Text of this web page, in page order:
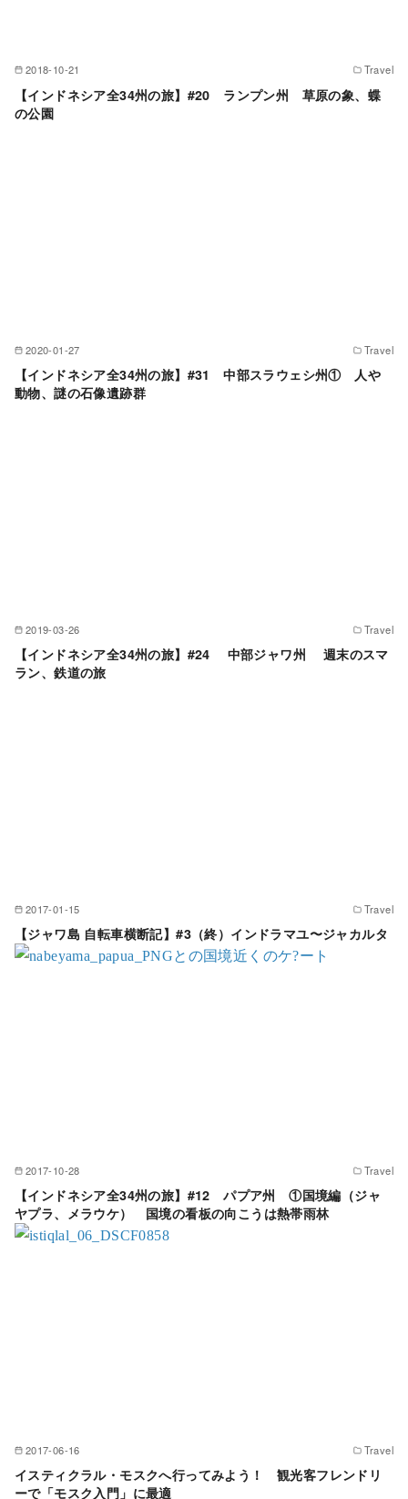
2018-10-21 Travel
【インドネシア全34州の旅】#20 ランプン州 草原の象、蝶
の公園
2020-01-27 Travel
【インドネシア全34州の旅】#31 中部スラウェシ州① 人や
動物、謎の石像遺跡群
2019-03-26 Travel
【インドネシア全34州の旅】#24 中部ジャワ州 週末のスマ
ラン、鉄道の旅
2017-01-15 Travel
【ジャワ島 自転車横断記】#3（終）インドラマユ〜ジャカルタ
2017-10-28 Travel
【インドネシア全34州の旅】#12 パプア州 ①国境編（ジャ
ヤプラ、メラウケ） 国境の看板の向こうは熱帯雨林
2017-06-16 Travel
イスティクラル・モスクへ行ってみよう！ 観光客フレンドリ
ーで「モスク入門」に最適